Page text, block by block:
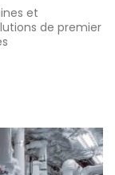
et
de premier